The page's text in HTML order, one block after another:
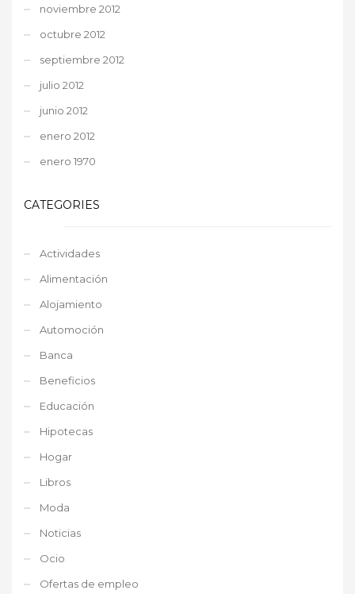
noviembre 2012
octubre 2012
septiembre 2012
julio 2012
junio 2012
enero 2012
enero 1970
CATEGORIES
Actividades
Alimentación
Alojamiento
Automoción
Banca
Beneficios
Educación
Hipotecas
Hogar
Libros
Moda
Noticias
Ocio
Ofertas de empleo